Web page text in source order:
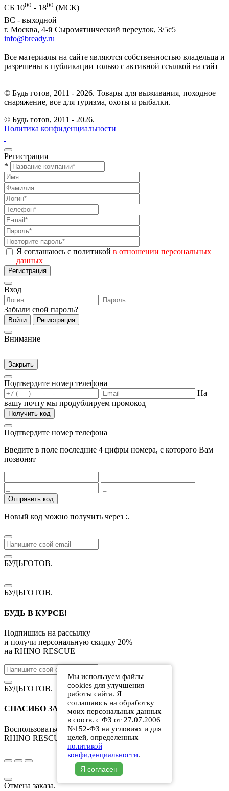
СБ 1000 - 1800 (МСК)
ВС - выходной
г. Москва, 4-й Сыромятнический переулок, 3/5с5
info@bready.ru
Все материалы на сайте являются собственностью владельца и
разрешены к публикации только с активной ссылкой на сайт
© Будь готов, 2011 - 2026. Товары для выживания, походное
снаряжение, все для туризма, охоты и рыбалки.
© Будь готов, 2011 - 2026.
Политика конфиденциальности
Регистрация
*
Я соглашаюсь с политикой в отношении персональных
данных
Регистрация
Вход
Забыли свой пароль?
Войти Регистрация
Внимание
Закрыть
Подтвердите номер телефона
На
вашу почту мы продублируем промокод
Получить код
Подтвердите номер телефона
Введите в поле последние 4 цифры номера, с которого Вам
позвонят
Отправить код
Новый код можно получить через :.
БУДЬГОТОВ.
БУДЬГОТОВ.
БУДЬ В КУРСЕ!
Подпишись на рассылку
и получи персональную скидку 20%
на RHINO RESCUE
БУДЬГОТОВ.
СПАСИБО ЗА ПОДПИСКУ!
Воспользоваться скидкой20% на
RHINO RESCUE
можно по промокоду
Отмена заказа.
Мы используем файлы
cookies для улучшения
работы сайта. Я
соглашаюсь на обработку
моих персональных данных
в соотв. с ФЗ от 27.07.2006
№152-ФЗ на условиях и для
целей, определенных
политикой
конфиденциальности.
Я согласен